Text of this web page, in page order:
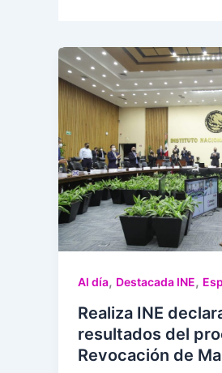
Al día, Destacada INE,
Realiza INE
resultados del
Revocación de